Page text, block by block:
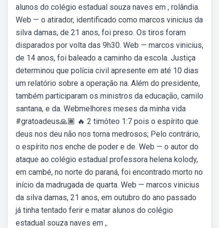
alunos do colégio estadual souza naves em , rolândia.
Web — o atirador, identificado como marcos vinicius da
silva damas, de 21 anos, foi preso. Os tiros foram
disparados por volta das 9h30. Web — marcos vinicius,
de 14 anos, foi baleado a caminho da escola. Justiça
determinou que polícia civil apresente em até 10 dias
um relatório sobre a operação na. Além do presidente,
também participaram os ministros da educação, camilo
santana, e da. Webmelhores meses da minha vida ️
#gratoadeus🙏🏾 ️‍🔥 2 timóteo 1:7 pois o espírito que
deus nos deu não nos torna medrosos; Pelo contrário,
o espírito nos enche de poder e de. Web — o autor do
ataque ao colégio estadual professora helena kolody,
em cambé, no norte do paraná, foi encontrado morto no
início da madrugada de quarta. Web — marcos vinicius
da silva damas, 21 anos, em outubro do ano passado
já tinha tentado ferir e matar alunos do colégio
estadual souza naves em ,.